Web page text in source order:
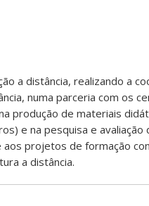
a distância, realizando a
numa parceria com os
produção de materiais
e na pesquisa e
projetos de formação
a distância.